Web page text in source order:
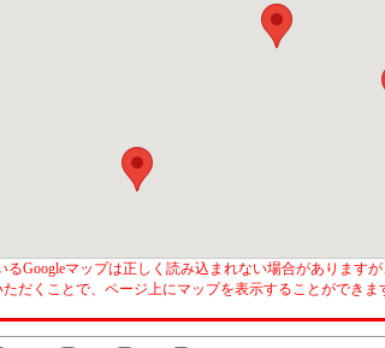
Googleマップは正しく読み込まれない場合があります
だくことで、ページ上にマップを表示することができま